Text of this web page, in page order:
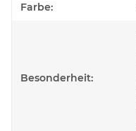
Farbe:
Besonderheit: